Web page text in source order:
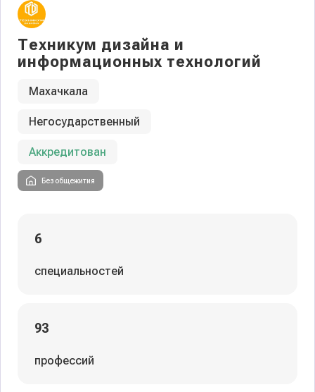
Техникум дизайна и
информационных технологий
Махачкала
Негосударственный
Аккредитован
Без общежития
6
специальностей
93
профессий